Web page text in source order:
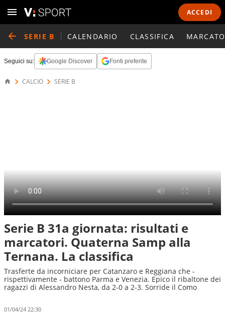
ACCEDI
SERIE B CALENDARIO CLASSIFICA
Seguici su: Google Discover Fonti preferite
CALCIO SERIE B
Serie B 31a giornata: risultati e
marcatori. Quaterna Samp alla
Ternana. La classifica
Trasferte da incorniciare per Catanzaro e Reggiana che -
rispettivamente - battono Parma e Venezia. Epico il ribaltone dei
ragazzi di Alessandro Nesta, da 2-0 a 2-3. Sorride il Como
01/04/24 22:30